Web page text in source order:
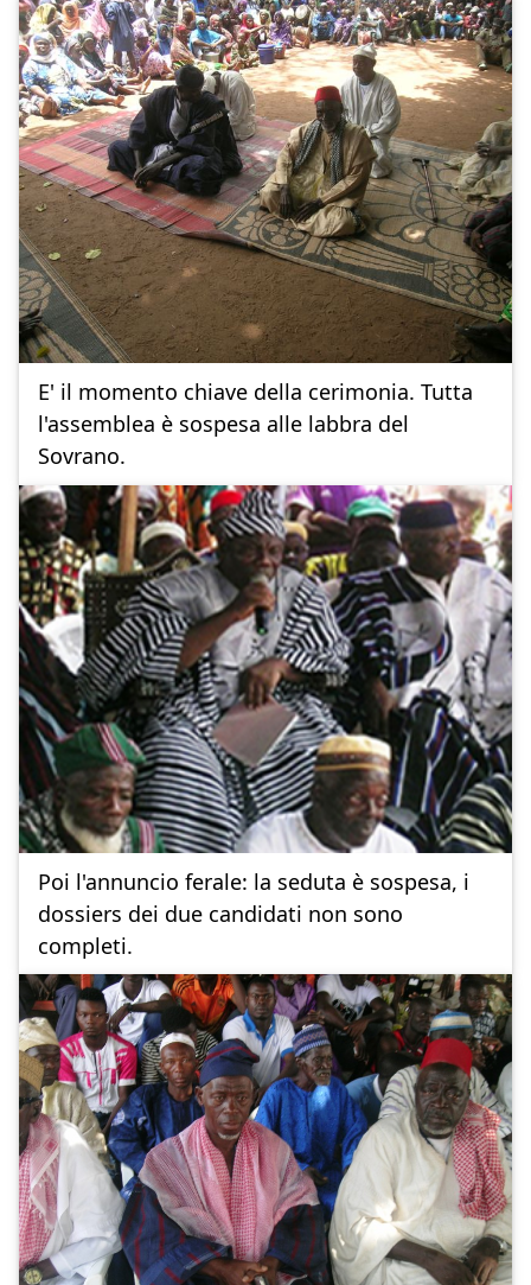
E' il momento chiave della cerimonia. Tutta
l'assemblea è sospesa alle labbra del
Sovrano.
Poi l'annuncio ferale: la seduta è sospesa, i
dossiers dei due candidati non sono
completi.